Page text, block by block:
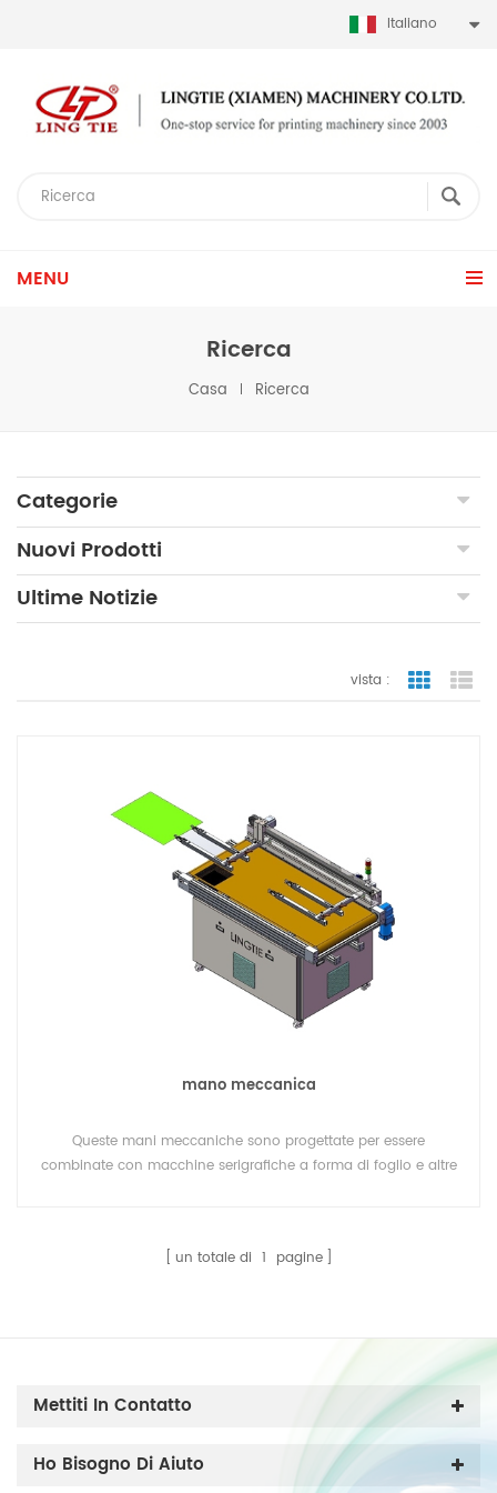
Italiano
MENU
Ricerca
Casa Ricerca
Categorie
Nuovi Prodotti
Ultime Notizie
vista : vista a
mano meccanica
Queste mani meccaniche sono progettate per essere
combinate con macchine serigrafiche a forma di foglio e altre
un totale di 1 pagine
Mettiti In Contatto
Ho Bisogno Di Aiuto